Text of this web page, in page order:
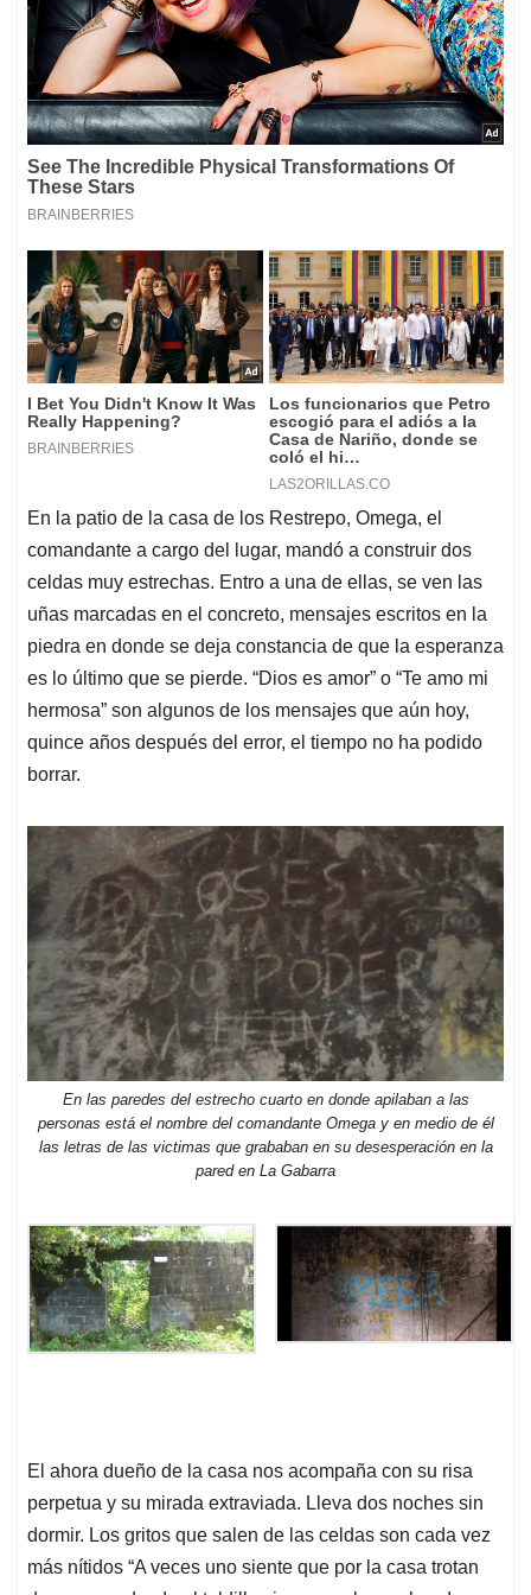
En la patio de la casa de los Restrepo, Omega, el
comandante a cargo del lugar, mandó a construir dos
celdas muy estrechas. Entro a una de ellas, se ven las
uñas marcadas en el concreto, mensajes escritos en la
piedra en donde se deja constancia de que la esperanza
es lo último que se pierde. “Dios es amor” o “Te amo mi
hermosa” son algunos de los mensajes que aún hoy,
quince años después del error, el tiempo no ha podido
borrar.
En las paredes del estrecho cuarto en donde apilaban a las
personas está el nombre del comandante Omega y en medio de él
las letras de las victimas que grababan en su desesperación en la
pared en La Gabarra
El ahora dueño de la casa nos acompaña con su risa
perpetua y su mirada extraviada. Lleva dos noches sin
dormir. Los gritos que salen de las celdas son cada vez
más nítidos “A veces uno siente que por la casa trotan